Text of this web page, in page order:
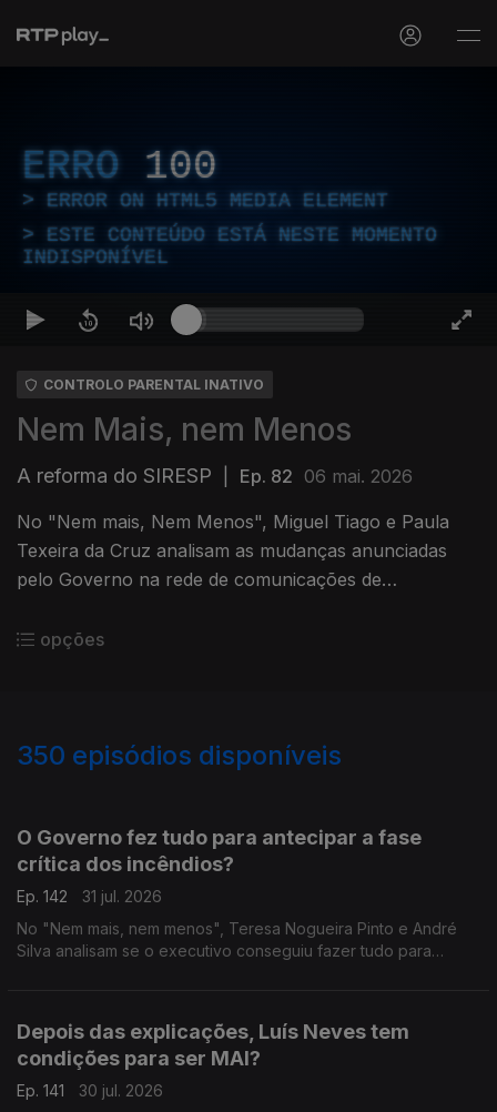
ERRO 100
ERROR ON HTML5 MEDIA ELEMENT
ESTE CONTEÚDO ESTÁ NESTE MOMENTO
INDISPONÍVEL
CONTROLO PARENTAL INATIVO
Nem Mais, nem Menos
A reforma do SIRESP Ep. 82 06 mai. 2026
No "Nem mais, Nem Menos", Miguel Tiago e Paula
Texeira da Cruz analisam as mudanças anunciadas
pelo Governo na rede de comunicações de
opções
350 episódios disponíveis
O Governo fez tudo para antecipar a fase
crítica dos incêndios?
Ep. 142
31 jul. 2026
No "Nem mais, nem menos", Teresa Nogueira Pinto e André
Silva analisam se o executivo conseguiu fazer tudo para
Depois das explicações, Luís Neves tem
condições para ser MAI?
Ep. 141
30 jul. 2026